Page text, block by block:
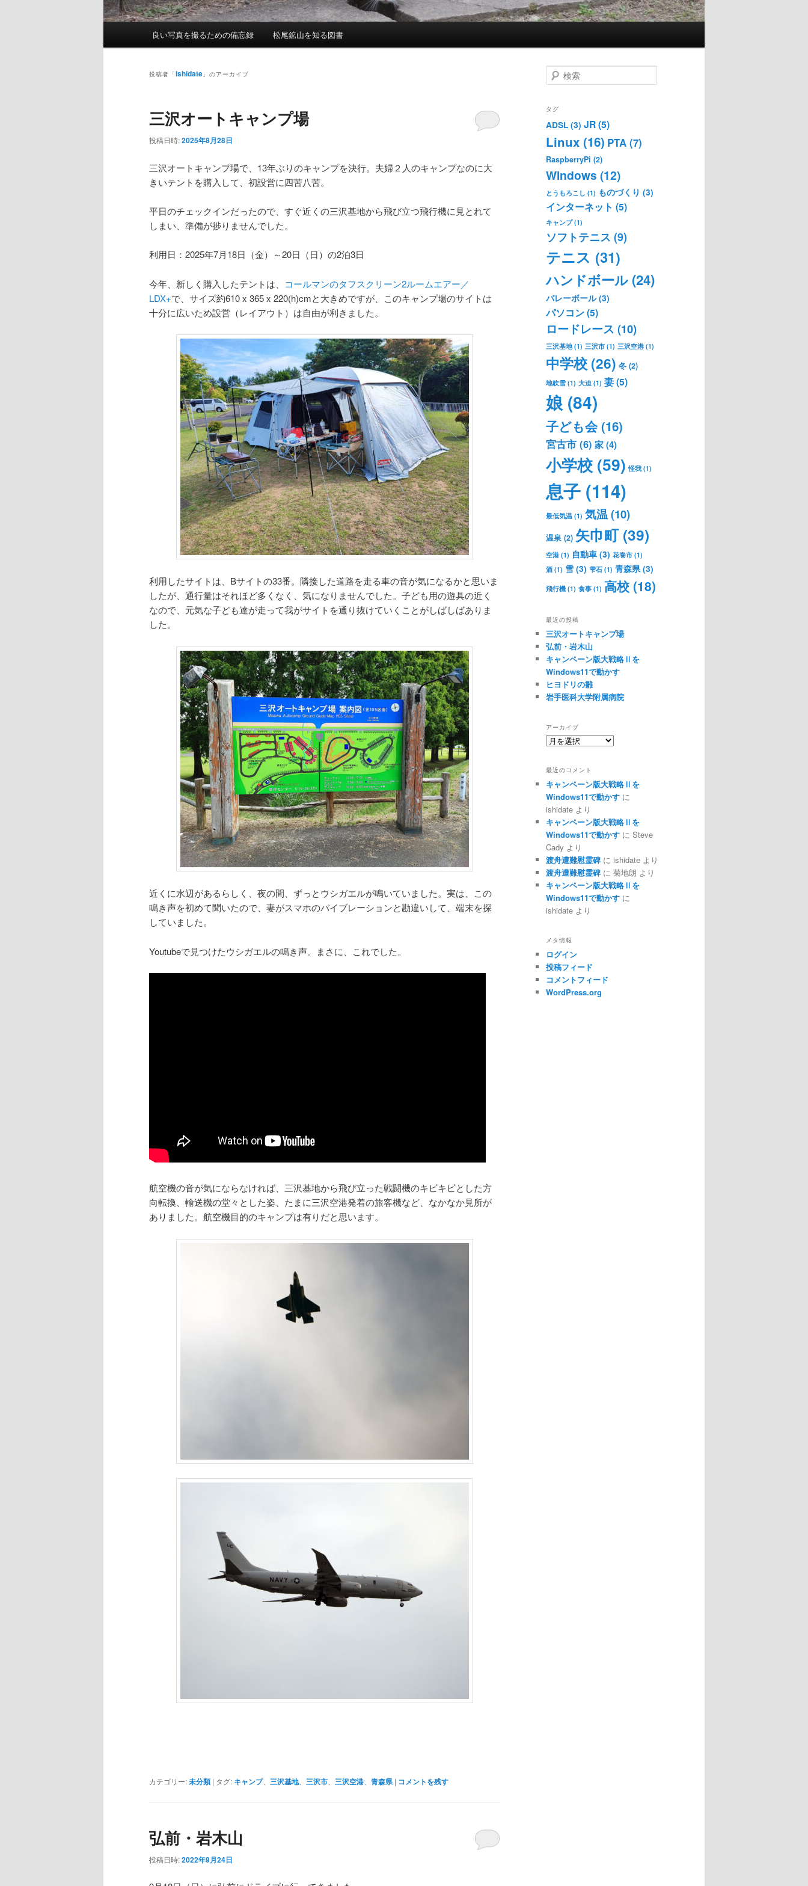
良い写真を撮るための備忘録 松尾鉱山を知る図書
投稿者「ishidate 」のアーカイブ
三沢オートキャンプ場
投稿日時:2025年8月28日
三沢オートキャンプ場で、13年ぶりのキャンプを決行。夫婦２人のキャンプなのに大
きいテントを購入して、初設営に四苦八苦。
平日のチェックインだったので、すぐ近くの三沢基地から飛び立つ飛行機に見とれて
しまい、準備が捗りませんでした。
利用日：2025年7月18日（金）～20日（日）の2泊3日
今年、新しく購入したテントは、 コールマンのタフスクリーン2ルームエアー／
LDX+で、サイズ約610 x 365 x 220(h)cmと大きめですが、このキャンプ場のサイトは
十分に広いため設営（レイアウト）は自由が利きました。
利用したサイトは、Bサイトの33番。隣接した道路を走る車の音が気になるかと思いま
したが、通行量はそれほど多くなく、気になりませんでした。子ども用の遊具の近く
なので、元気な子ども達が走って我がサイトを通り抜けていくことがしばしばありま
した。
近くに水辺があるらしく、夜の間、ずっとウシガエルが鳴いていました。実は、この
鳴き声を初めて聞いたので、妻がスマホのバイブレーションと勘違いして、端末を探
していました。
Youtubeで見つけたウシガエルの鳴き声。まさに、これでした。
航空機の音が気にならなければ、三沢基地から飛び立った戦闘機のキビキビとした方
向転換、輸送機の堂々とした姿、たまに三沢空港発着の旅客機など、なかなか見所が
ありました。航空機目的のキャンプは有りだと思います。
カテゴリー:未分類 | タグ: キャンプ、 三沢基地、 三沢市 三沢空港 青森県 | コメントを残す
弘前・岩木山
投稿日時:2022年9月24日
検
索
タグ
ADSL (3) JR(5)
Linux (16) PTA (7)
RaspberryPi (2)
Windows (12)
とうもろこし (1) ものづくり (3)
インターネット (5)
キャンプ(1)
ソフトテニス (9)
テニス (31)
ハンドボール (24)
バレーボール(3)
パソコン(5)
ロードレース (10)
三沢基地(1) 三沢市 (1) 三沢空港 (1)
中学校 (26) 冬 (2)
地吹雪 (1) 大迫 (1) 妻(5)
娘 (84)
子ども会(16)
宮古市 (6) 家(4)
小学校 (59) 怪我 (1)
息子 (114)
最低気温 (1) 気温(10)
温泉 (2) 矢巾町(39)
空港 (1) 自動車 (3) 花巻市 (1)
酒 (1) 雪 (3) 雫石 (1) 青森県 (3)
飛行機 (1) 食事 (1) 高校 (18)
最近の投稿
三沢オートキャンプ場
弘前・岩木山
キャンペーン版大戦略Ⅱを
Windows11で動かす
ヒヨドリの雛
岩手医科大学附属病院
アーカイブ
ア
イ
ブ
最近のコメント
キャンペーン版大戦略Ⅱを
Windows11で動かす に
ishidate より
キャンペーン版大戦略Ⅱを
Windows11で動かす に Steve
Cady より
渡舟遭難慰霊碑 に ishidate より
渡舟遭難慰霊碑 に 菊地朗 より
キャンペーン版大戦略Ⅱを
Windows11で動かす に
ishidate より
メタ情報
ログイン
投稿フィード
コメントフィード
WordPress.org